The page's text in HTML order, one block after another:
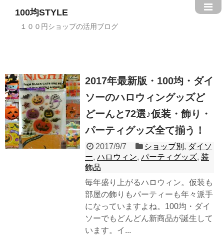
100均STYLE
１００円ショップの活用ブログ
2017年最新版・100均・ダイ
ソーのハロウィングッズど
どーんと72選♪仮装・飾り・
パーティグッズ全て揃う！
2017/9/7 ショップ別 , ダイソ
ー, ハロウィン, パーティグッズ, 装
飾品
毎年盛り上がるハロウィン。仮装も
部屋の飾りもパーティーも年々派手
になっていますよね。100均・ダイ
ソーでもどんどん新商品が誕生して
います。イ...